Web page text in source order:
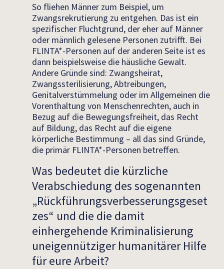
So fliehen Männer zum Beispiel, um
Zwangsrekrutierung zu entgehen. Das ist ein
spezifischer Fluchtgrund, der eher auf Männer
oder männlich gelesene Personen zutrifft. Bei
FLINTA*-Personen auf der anderen Seite ist es
dann beispielsweise die häusliche Gewalt.
Andere Gründe sind: Zwangsheirat,
Zwangssterilisierung, Abtreibungen,
Genitalverstümmelung oder im Allgemeinen die
Vorenthaltung von Menschenrechten, auch in
Bezug auf die Bewegungsfreiheit, das Recht
auf Bildung, das Recht auf die eigene
körperliche Bestimmung – all das sind Gründe,
die primär FLINTA*-Personen betreffen.
Was bedeutet die kürzliche
Verabschiedung des sogenannten
„Rückführungsverbesserungsgeset
zes“ und die die damit
einhergehende Kriminalisierung
uneigennütziger humanitärer Hilfe
für eure Arbeit?